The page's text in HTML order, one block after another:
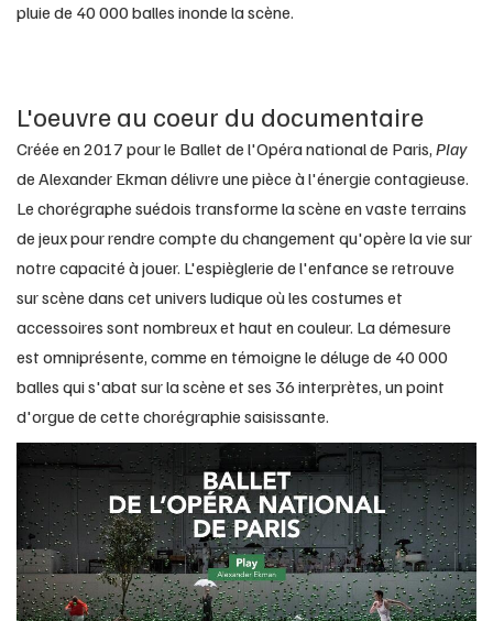
pluie de 40 000 balles inonde la scène.
L'oeuvre au coeur du documentaire
Créée en 2017 pour le Ballet de l'Opéra national de Paris, Play
de Alexander Ekman délivre une pièce à l'énergie contagieuse.
Le chorégraphe suédois transforme la scène en vaste terrains
de jeux pour rendre compte du changement qu'opère la vie sur
notre capacité à jouer. L'espièglerie de l'enfance se retrouve
sur scène dans cet univers ludique où les costumes et
accessoires sont nombreux et haut en couleur. La démesure
est omniprésente, comme en témoigne le déluge de 40 000
balles qui s'abat sur la scène et ses 36 interprètes, un point
d'orgue de cette chorégraphie saisissante.